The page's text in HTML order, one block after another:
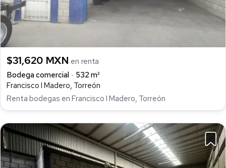
$31,620 MXN en renta
Bodega comercial
532 m²
Francisco I Madero, Torreón
Renta bodegas en Francisco I Madero, Torreón